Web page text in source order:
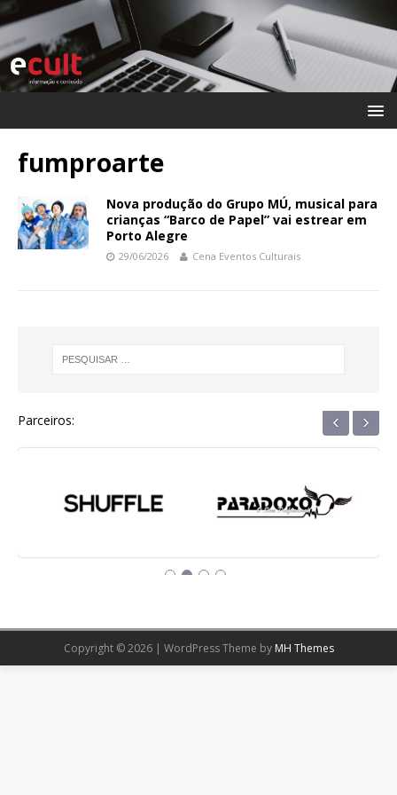
fumproarte
Nova produção do Grupo MÚ, musical para
crianças “Barco de Papel” vai estrear em
Porto Alegre
29/06/2026 Cena Eventos Culturais
Parceiros: ‹ ›
Copyright © 2026 | WordPress Theme by MH Themes